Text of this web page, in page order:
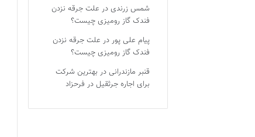
شمس زرندی در علت جرقه نزدن
فندک گاز رومیزی چیست؟
پیام علی پور در علت جرقه نزدن
فندک گاز رومیزی چیست؟
قنبر مازندرانی در بهترین شرکت
برای اجاره جرثقیل در فرحزاد